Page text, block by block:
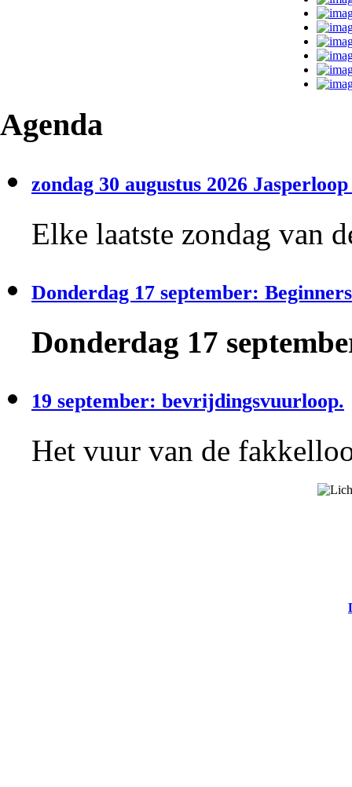
Agenda
zondag 30 augustus 2026
Elke laatste zondag van
Donderdag 17 september:
Donderdag 17
19 september: bevrijdingsvuurloop.
Het vuur van de